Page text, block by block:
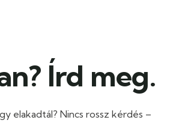
Írd meg.
elakadtál? Nincs rossz kérdés –